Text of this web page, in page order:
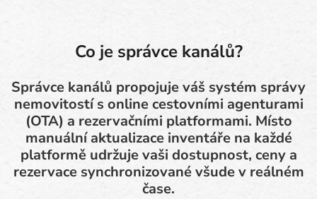
Co je správce kanálů?
Správce kanálů propojuje váš systém správy
nemovitostí s online cestovními agenturami
(OTA) a rezervačními platformami. Místo
manuální aktualizace inventáře na každé
platformě udržuje vaši dostupnost, ceny a
rezervace synchronizované všude v reálném
čase.